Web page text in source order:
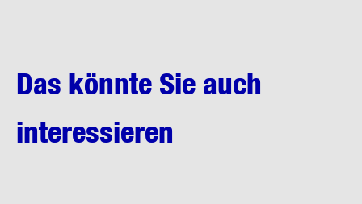
Das könnte Sie auch
interessieren